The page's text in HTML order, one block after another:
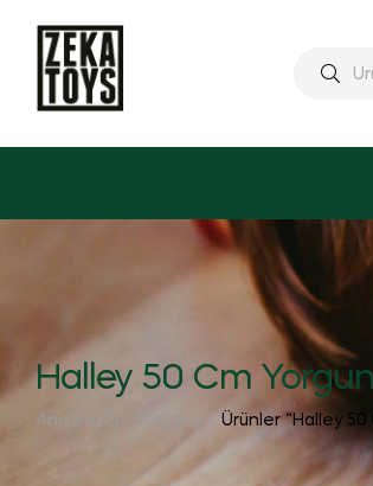
Halley 50 Cm Yorgun
Ana Sayfa Ürünler “Halley